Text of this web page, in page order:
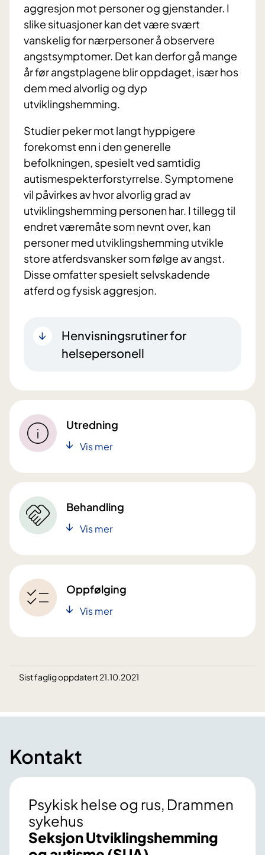
aggresjon mot personer og gjenstander. I
slike situasjoner kan det være svært
vanskelig for nærpersoner å observere
angstsymptomer. Det kan derfor gå mange
år før angstplagene blir oppdaget, især hos
dem med alvorlig og dyp
utviklingshemming.
Studier peker mot langt hyppigere
forekomst enn i den generelle
befolkningen, spesielt ved samtidig
autismespekterforstyrrelse. Symptomene
vil påvirkes av hvor alvorlig grad av
utviklingshemming personen har. I tillegg til
endret væremåte som nevnt over, kan
personer med utviklingshemming utvikle
store atferdsvansker som følge av angst.
Disse omfatter spesielt selvskadende
atferd og fysisk aggresjon.
Henvisningsrutiner for
helsepersonell
Utredning
Vis mer
Behandling
Vis mer
Oppfølging
Vis mer
Sist faglig oppdatert 21.10.2021
Kontakt
Psykisk helse og rus, Drammen
sykehus
Seksjon Utviklingshemming